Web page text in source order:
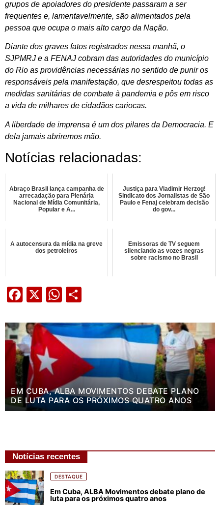
grupos de apoiadores do presidente passaram a ser
frequentes e, lamentavelmente, são alimentados pela
pessoa que ocupa o mais alto cargo da Nação.
Diante dos graves fatos registrados nessa manhã, o
SJPMRJ e a FENAJ cobram das autoridades do município
do Rio as providências necessárias no sentido de punir os
responsáveis pela manifestação, que desrespeitou todas as
medidas sanitárias de combate à pandemia e pôs em risco
a vida de milhares de cidadãos cariocas.
A liberdade de imprensa é um dos pilares da Democracia. E
dela jamais abriremos mão.
Notícias relacionadas:
Abraço Brasil lança campanha de
arrecadação para Plenária
Nacional de Mídia Comunitária,
Popular e A...
Justiça para Vladimir Herzog!
Sindicato dos Jornalistas de São
Paulo e Fenaj celebram decisão
do gov...
A autocensura da mídia na greve
dos petroleiros
Emissoras de TV seguem
silenciando as vozes negras
sobre racismo no Brasil
Facebook
X WhatsApp
EM CUBA, ALBA MOVIMENTOS DEBATE PLANO
DE LUTA PARA OS PRÓXIMOS QUATRO ANOS
Notícias recentes
DESTAQUE
Em Cuba, ALBA Movimentos debate plano de
luta para os próximos quatro anos